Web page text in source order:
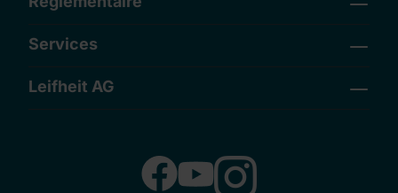
Services
Leifheit AG